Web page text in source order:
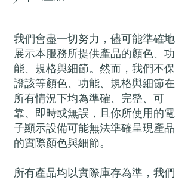
我們會盡一切努力，儘可能準確地
展示本服務所提供產品的顏色、功
能、規格與細節。然而，我們不保
證該等顏色、功能、規格與細節在
所有情況下均為準確、完整、可
靠、即時或無誤，且你所使用的電
子顯示設備可能無法準確呈現產品
的實際顏色與細節。
所有產品均以實際庫存為準，我們